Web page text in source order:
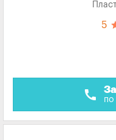
5
call по